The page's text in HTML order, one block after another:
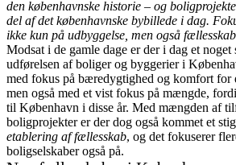
den københavnske historie – og
del af det københavnske bybillede i dag.
ikke kun på udbyggelse, men også
Modsat i de gamle dage er der i dag et noget
udførelsen af boliger og byggerier i
med fokus på bæredygtighed og komfort for
men også med et vist fokus på mængde,
til København i disse år. Med mængden af
boligprojekter er der dog også kommet et
etablering af fællesskab, og det fokuserer
boligselskaber også på.